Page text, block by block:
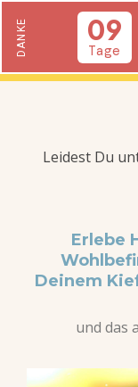
Leidest Du
Erlebe
Deinem
und das